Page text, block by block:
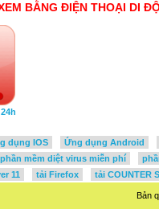
BẰNG ĐIỆN THOẠI DI
dụng IOS
Ứng dụng Android
mềm diệt virus miễn phí
11 tải Firefox tải COUNTER
Bản